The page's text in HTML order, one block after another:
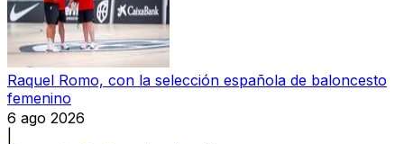
Raquel Romo, con la selección española de baloncesto
femenino
6 ago 2026